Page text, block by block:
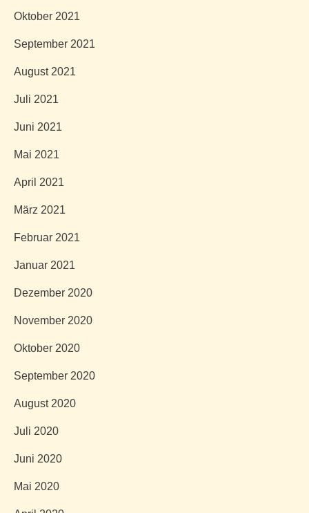
Oktober 2021
September 2021
August 2021
Juli 2021
Juni 2021
Mai 2021
April 2021
März 2021
Februar 2021
Januar 2021
Dezember 2020
November 2020
Oktober 2020
September 2020
August 2020
Juli 2020
Juni 2020
Mai 2020